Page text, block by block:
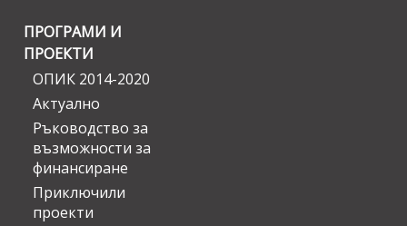
ПРОГРАМИ И
ПРОЕКТИ
ОПИК 2014-2020
Актуално
Ръководство за
възможности за
финансиране
Приключили
проекти